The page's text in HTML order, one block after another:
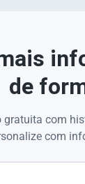
de
gratuita com
com